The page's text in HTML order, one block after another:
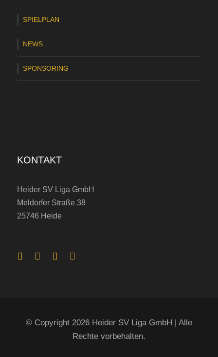
SPIELPLAN
NEWS
SPONSORING
KONTAKT
Heider SV Liga GmbH
Meldorfer Straße 38
25746 Heide
© Copyright 2026 Heider SV Liga GmbH | Alle
Rechte vorbehalten.